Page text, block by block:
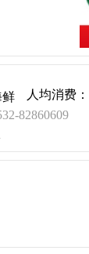
鲜 人均消费：
82860609